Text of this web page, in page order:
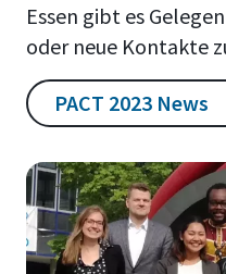
Essen gibt es
oder neue Kontakte
PACT 2023 News